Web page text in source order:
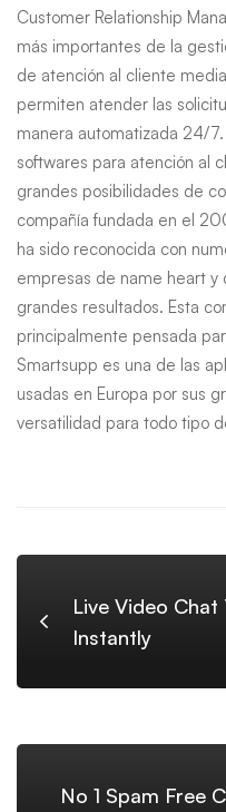
Customer Relationship
más importantes de la
de atención al cliente
permiten atender las
manera automatizada 24/
softwares para atención al
grandes posibilidades de
compañía fundada en el
ha sido reconocida con
empresas de name heart y
grandes resultados. Esta
principalmente pensada
Smartsupp es una de las
usadas en Europa por sus
versatilidad para todo tipo
Live Video
Instantly
No 1 Spam Free